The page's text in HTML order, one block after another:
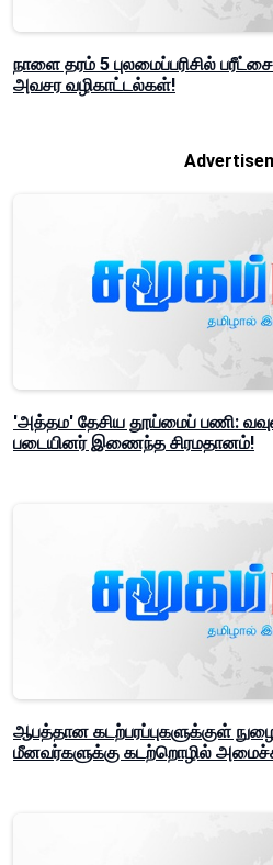
நாளை தரம் 5 புலமைப்பரிசில்
அவசர வழிகாட்டல்கள்!
'அத்தம' தேசிய தூய்மைப் பணி:
படையினர் இணைந்த சிரமதானம்!
ஆபத்தான கடற்பரப்புகளுக்குள்
மீனவர்களுக்கு கடற்றொழில்